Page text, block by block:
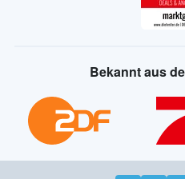
Bekannt aus